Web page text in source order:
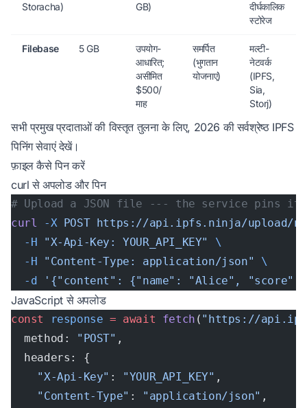
Storacha)
GB)
दीर्घकालिक
स्टोरेज
Filebase 5 GB
उपयोग-
आधारित;
असीमित
$500/
माह
समर्पित
(भुगतान
योजनाएं)
मल्टी-
नेटवर्क
(IPFS,
Sia,
Storj)
सभी प्रमुख प्रदाताओं की विस्तृत तुलना के लिए, 2026 की सर्वश्रेष्ठ IPFS
पिनिंग सेवाएंदेखें।
फ़ाइल कैसे पिन करें
curl से अपलोड और पिन
# Upload a JSON file --- the service pins it
curl -X POST https://api.ipfs.ninja/upload/
  -H
"X-Api-Key: YOUR_API_KEY"
\
  -H
"Content-Type: application/json"
\
  -d
'{"content": {"name": "Alice", "score":
JavaScript से अपलोड
const response = await fetch ( "https://
  method:
"POST" ,
  headers: {
    "X-Api-Key"
: "YOUR_API_KEY" ,
    "Content-Type"
: "application/json" ,